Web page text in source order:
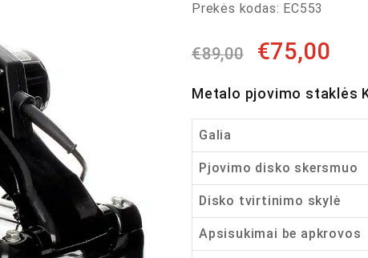
Prekės kodas: EC553
€89,00 €75,00
Metalo pjovimo staklės
Galia
Pjovimo disko skersmuo
Disko tvirtinimo skylė
Apsisukimai be apkrovos